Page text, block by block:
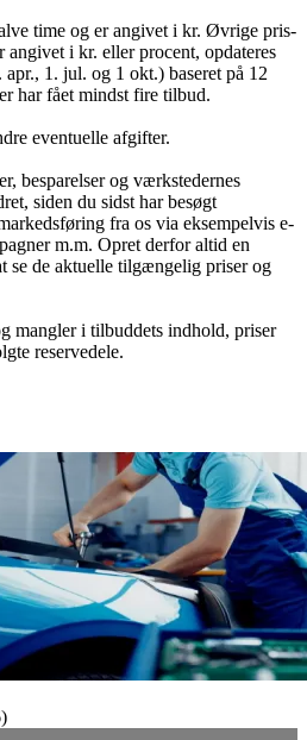
time og er angivet i kr. Øvrige pris-
angivet i kr. eller procent, opdateres
1. jul. og 1 okt.) baseret på 12
har fået mindst fire tilbud.
eventuelle afgifter.
besparelser og værkstedernes
siden du sidst har besøgt
fra os via eksempelvis e-
m.m. Opret derfor altid en
se de aktuelle tilgængelig priser og
mangler i tilbuddets indhold, priser
reservedele.
)